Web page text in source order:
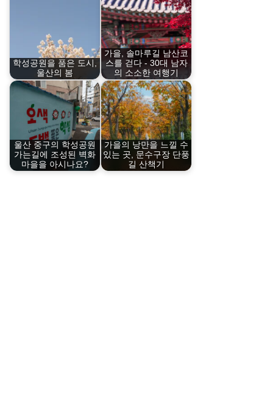
학성공원을 품은 도시,
울산의 봄
가을, 솔마루길 남산코
스를 걷다 - 30대 남자
의 소소한 여행기
울산 중구의 학성공원
가는길에 조성된 벽화
마을을 아시나요?
가을의 낭만을 느낄 수
있는 곳, 문수구장 단풍
길 산책기